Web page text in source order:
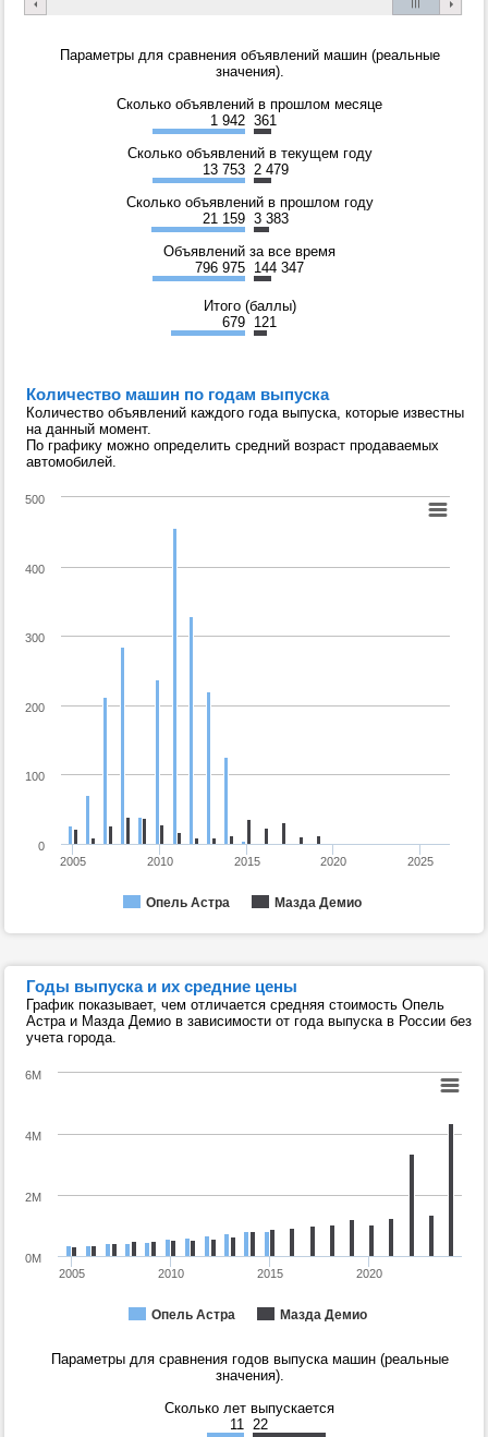
Параметры для сравнения объявлений машин (реальные
значения).
Сколько объявлений в прошлом месяце
1 942 361
Сколько объявлений в текущем году
13 753 2 479
Сколько объявлений в прошлом году
21 159 3 383
Объявлений за все время
796 975 144 347
Итого (баллы)
679 121
Количество машин по годам выпуска
Количество объявлений каждого года выпуска, которые известны
на данный момент.
По графику можно определить средний возраст продаваемых
автомобилей.
Опель Астра Мазда Демио
2005 2010 2015 2020 2025
0
100
200
300
400
500
Годы выпуска и их средние цены
График показывает, чем отличается средняя стоимость Опель
Астра и Мазда Демио в зависимости от года выпуска в России без
учета города.
Опель Астра Мазда Демио
2005 2010 2015 2020
0M
2M
4M
6M
Параметры для сравнения годов выпуска машин (реальные
значения).
Сколько лет выпускается
11
22